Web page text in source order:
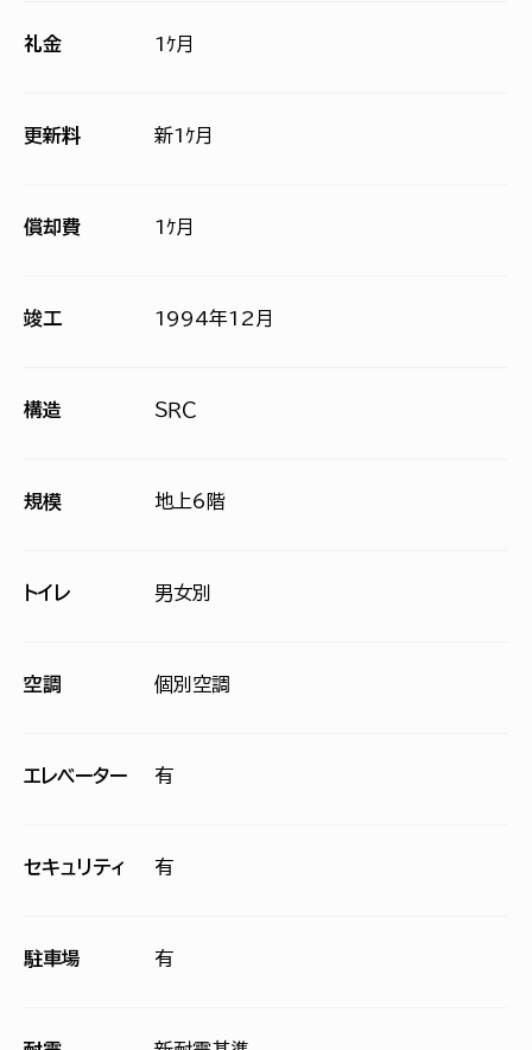
礼金 1ｹ月
更新料 新1ｹ月
償却費 1ｹ月
竣工 1994年12月
構造 ＳＲＣ
規模 地上6階
トイレ 男女別
空調 個別空調
エレベーター 有
セキュリティ 有
駐車場 有